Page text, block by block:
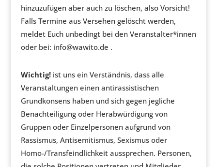
hinzuzufügen aber auch zu löschen, also Vorsicht!
Falls Termine aus Versehen gelöscht werden,
meldet Euch unbedingt bei den Veranstalter*innen
oder bei: info@wawito.de .
Wichtig!ist uns ein Verständnis, dass alle
Veranstaltungen einen antirassistischen
Grundkonsens haben und sich gegen jegliche
Benachteiligung oder Herabwürdigung von
Gruppen oder Einzelpersonen aufgrund von
Rassismus, Antisemitismus, Sexismus oder
Homo-/Transfeindlichkeit aussprechen. Personen,